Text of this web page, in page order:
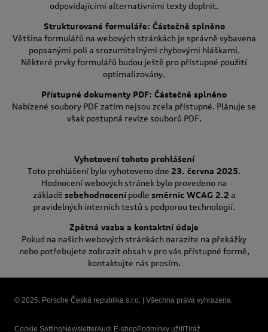
odpovídajícími alternativními texty doplnit.
Strukturované formuláře: Částečně splněno
Většina formulářů na webových stránkách je správně vybavena
popsanými poli a srozumitelnými chybovými hláškami.
Některé prvky formulářů budou ještě pro přístupné použití
optimalizovány.
Přístupné dokumenty PDF: Částečně splněno
Nabízené soubory PDF zatím nejsou zcela přístupné. Plánuje se
však postupná revize souborů PDF.
Vyhotovení tohoto prohlášení
Toto prohlášení bylo vyhotoveno dne 23. června 2025.
Hodnocení webových stránek bylo provedeno na
základě sebehodnocenípodle směrnic WCAG 2.2a
pravidelných interních testů s podporou technologií.
Zpětná vazba a kontaktní údaje
Pokud na našich webových stránkách narazíte na překážky
nebo potřebujete zobrazit obsah v pro vás přístupné formě,
kontaktujte nás prosím.
© 2025. Porsche Česká republika s.r.o. | Všechna práva vyhrazena.
Cookie Setting NewsletterAudi E-shop Podmínky užitíTiráž